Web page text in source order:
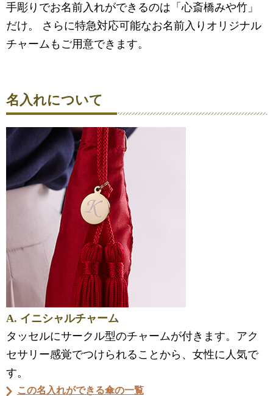
手彫りでお名前入れができるのは「心斎橋みや竹」
だけ。 さらに特急対応可能なお名前入りオリジナル
チャームもご用意できます。
名入れについて
A. イニシャルチャーム
タッセルにサークル型のチャームが付きます。アク
セサリー感覚でつけられることから、女性に人気で
す。
この名入れができる傘の一覧